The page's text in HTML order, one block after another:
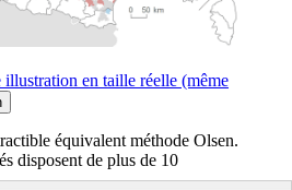
illustration en taille réelle (même
équivalent méthode Olsen.
disposent de plus de 10